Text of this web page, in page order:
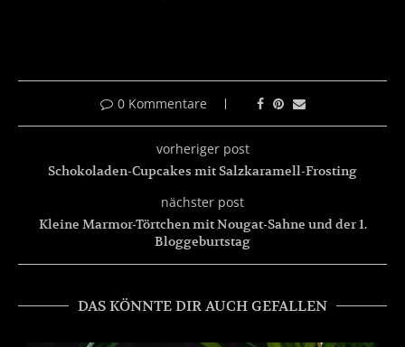
0 Kommentare
vorheriger post
Schokoladen-Cupcakes mit Salzkaramell-Frosting
nächster post
Kleine Marmor-Törtchen mit Nougat-Sahne und der 1.
Bloggeburtstag
DAS KÖNNTE DIR AUCH GEFALLEN